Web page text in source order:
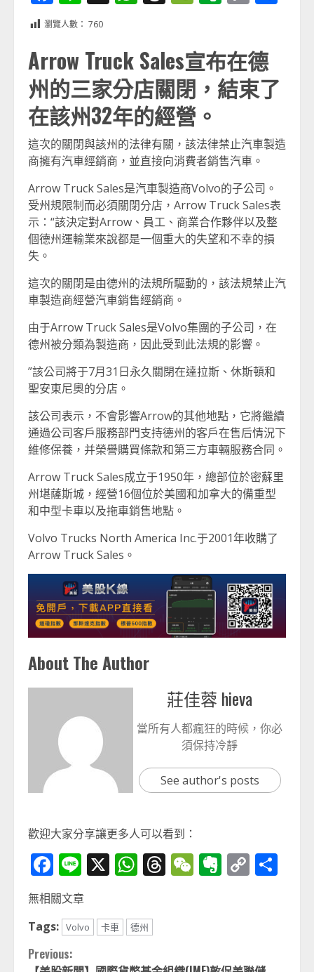
Link
瀏覽人數： 760
Arrow Truck Sales宣布在德
州的三家分店關閉，結束了
在該州32年的經營。
這次的關閉與該州的法律有關，該法律禁止汽車製造
商擁有汽車經銷商，並直接向消費者銷售汽車。
Arrow Truck Sales是汽車製造商Volvo的子公司。
受州規限制而必須關閉分店，Arrow Truck Sales表
示：“該決定對Arrow、員工、商業合作夥伴以及整
個德州運輸業來說都是一個重大的失望和不幸的損
失。
這次的關閉是由德州的法規所驅動的，該法規禁止汽
車製造商經營汽車銷售經銷商。
由于Arrow Truck Sales是Volvo集團的子公司，在
德州被分類為製造商，因此受到此法規的影響。
”該公司將于7月31日永久關閉在達拉斯、休斯頓和
聖安東尼奧的分店。
該公司表示，不會影響Arrow的其他地點，它將繼續
通過公司客戶服務部門支持德州的客戶在售后情況下
維修保養，并榮譽購買條款和第三方車輛服務合同。
Arrow Truck Sales成立于1950年，總部位於密蘇里
州堪薩斯城，經營16個位於美國和加拿大的備重型
和中型卡車以及拖車銷售地點。
Volvo Trucks North America Inc.于2001年收購了
Arrow Truck Sales。
About The Author
莊佳蓉 hieva
當所有人都瘋狂的時候，你必
須保持冷靜
See author's posts
歡迎大家分享讓更多人可以看到：
Facebook
Line
X WhatsApp
Threads
WeChat
Evernote
Copy
無相關文章
Tags: Volvo 卡車 德州
Continue
Previous: